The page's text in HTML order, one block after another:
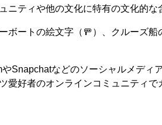
ティや他の文化に特有の文化的な
ボートの絵文字（🚥）、クルーズ
Snapchatなどのソーシャルメデ
好者のオンラインコミュニティ